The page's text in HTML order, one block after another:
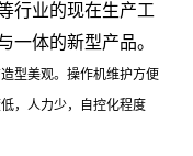
行业的现在生产工
一体的新型产品。
型美观。操作机维护方便
，人力少，自控化程度